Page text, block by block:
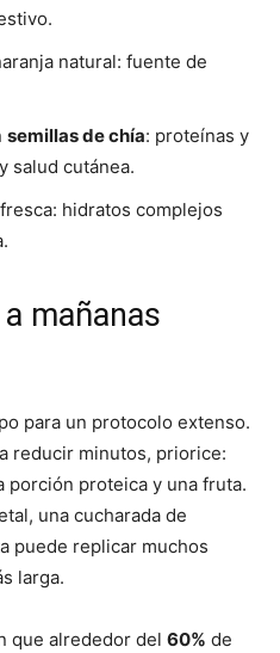
natural: fuente de
semillas de chía: proteínas y
salud cutánea.
hidratos complejos
mañanas
para un protocolo extenso.
reducir minutos, priorice:
porción proteica y una fruta.
una cucharada de
puede replicar muchos
larga.
que alrededor del 60% de